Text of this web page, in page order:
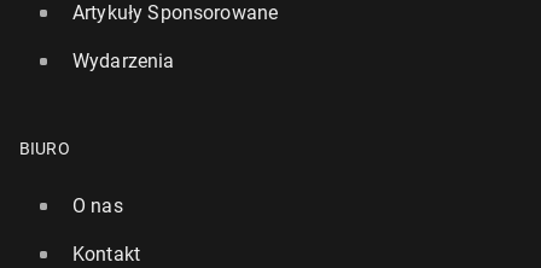
Artykuły Sponsorowane
Wydarzenia
BIURO
O nas
Kontakt